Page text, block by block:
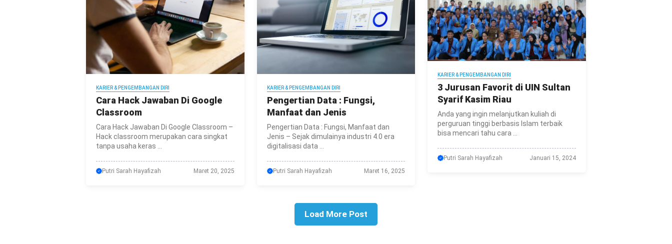
KARIER & PENGEMBANGAN DIRI
Cara Hack Jawaban Di Google
Classroom
Cara Hack Jawaban Di Google Classroom –
Hack classroom merupakan cara singkat
tanpa usaha keras ...
Putri Sarah Hayafizah Maret 20, 2025
KARIER & PENGEMBANGAN DIRI
Pengertian Data : Fungsi,
Manfaat dan Jenis
Pengertian Data : Fungsi, Manfaat dan
Jenis – Sejak dimulainya industri 4.0 era
digitalisasi data ...
Putri Sarah Hayafizah Maret 16, 2025
KARIER & PENGEMBANGAN DIRI
3 Jurusan Favorit di UIN Sultan
Syarif Kasim Riau
Anda yang ingin melanjutkan kuliah di
perguruan tinggi berbasis Islam terbaik
bisa mencari tahu cara ...
Putri Sarah Hayafizah Januari 15, 2024
Load More Post